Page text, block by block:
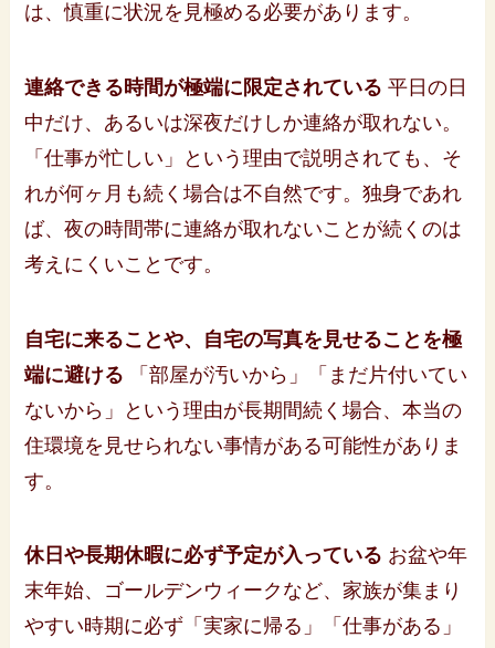
は、慎重に状況を見極める必要があります。
連絡できる時間が極端に限定されている 平日の日
中だけ、あるいは深夜だけしか連絡が取れない。
「仕事が忙しい」という理由で説明されても、そ
れが何ヶ月も続く場合は不自然です。独身であれ
ば、夜の時間帯に連絡が取れないことが続くのは
考えにくいことです。
自宅に来ることや、自宅の写真を見せることを極
端に避ける 「部屋が汚いから」「まだ片付いてい
ないから」という理由が長期間続く場合、本当の
住環境を見せられない事情がある可能性がありま
す。
休日や長期休暇に必ず予定が入っている お盆や年
末年始、ゴールデンウィークなど、家族が集まり
やすい時期に必ず「実家に帰る」「仕事がある」